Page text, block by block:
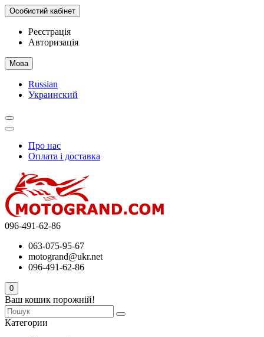
Особистий кабінет
Реєстрація
Авторизація
Мова
Russian
Украинский
Про нас
Оплата і доставка
096-491-62-86
063-075-95-67
motogrand@ukr.net
096-491-62-86
0
Ваш кошик порожній!
Категории